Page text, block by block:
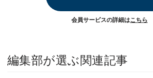
会員サービスの詳細はこちら
編集部が選ぶ関連記事